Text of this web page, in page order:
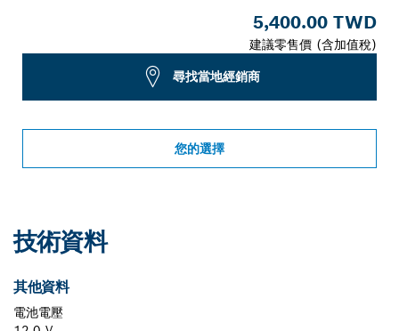
5,400.00 TWD
建議零售價 (含加值稅)
尋找當地經銷商
您的選擇
技術資料
其他資料
電池電壓